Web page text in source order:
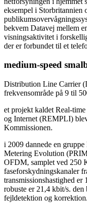
eksempel i Storbritannien
bekvem Datavej mellem
visningsaktivitet i
der er forbundet til et
medium-speed
Distribution Line Carrier
frekvensområde på 9 til
et projekt kaldet Real-
og Internet (REMPLI)
Kommissionen.
i 2009 dannede en
Metering Evolution
OFDM, samplet ved 250
faseforskydningskanaler
transmissionshastighed er
robuste er 21,4 kbit/s.
fejldetektion og